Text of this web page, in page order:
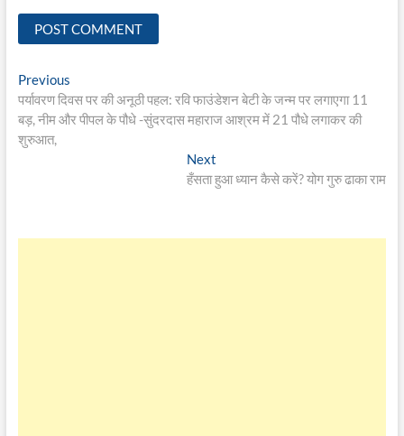
Post
navigation
PreviousPrevious
post:
पर्यावरण दिवस पर की अनूठी पहल: रवि फाउंडेशन बेटी के जन्म पर लगाएगा 11
बड़, नीम और पीपल के पौधे -सुंदरदास महाराज आश्रम में 21 पौधे लगाकर की
शुरुआत,
Next
post:
हँसता हुआ ध्यान कैसे करें? योग गुरु ढाका राम